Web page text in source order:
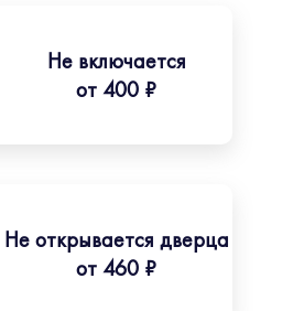
Не включается
от 400 ₽
Не открывается дверца
от 460 ₽